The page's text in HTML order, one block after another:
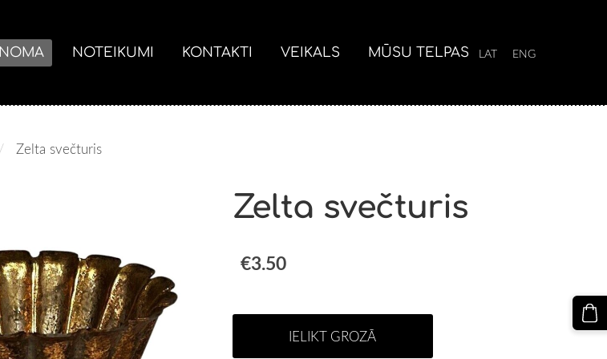
NOMA NOTEIKUMI KONTAKTI VEIKALS MŪSU TELPAS LAT ENG
Zelta svečturis
Zelta svečturis
€3.50
IELIKT GROZĀ